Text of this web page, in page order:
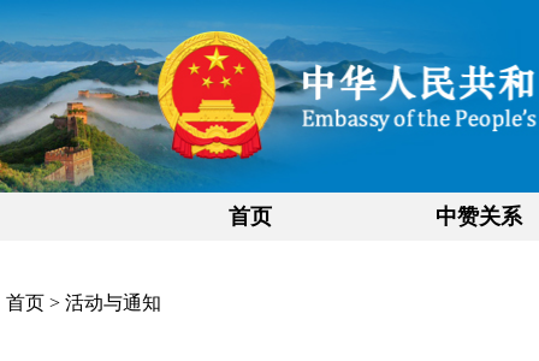
首页 中赞关系
首页 > 活动与通知